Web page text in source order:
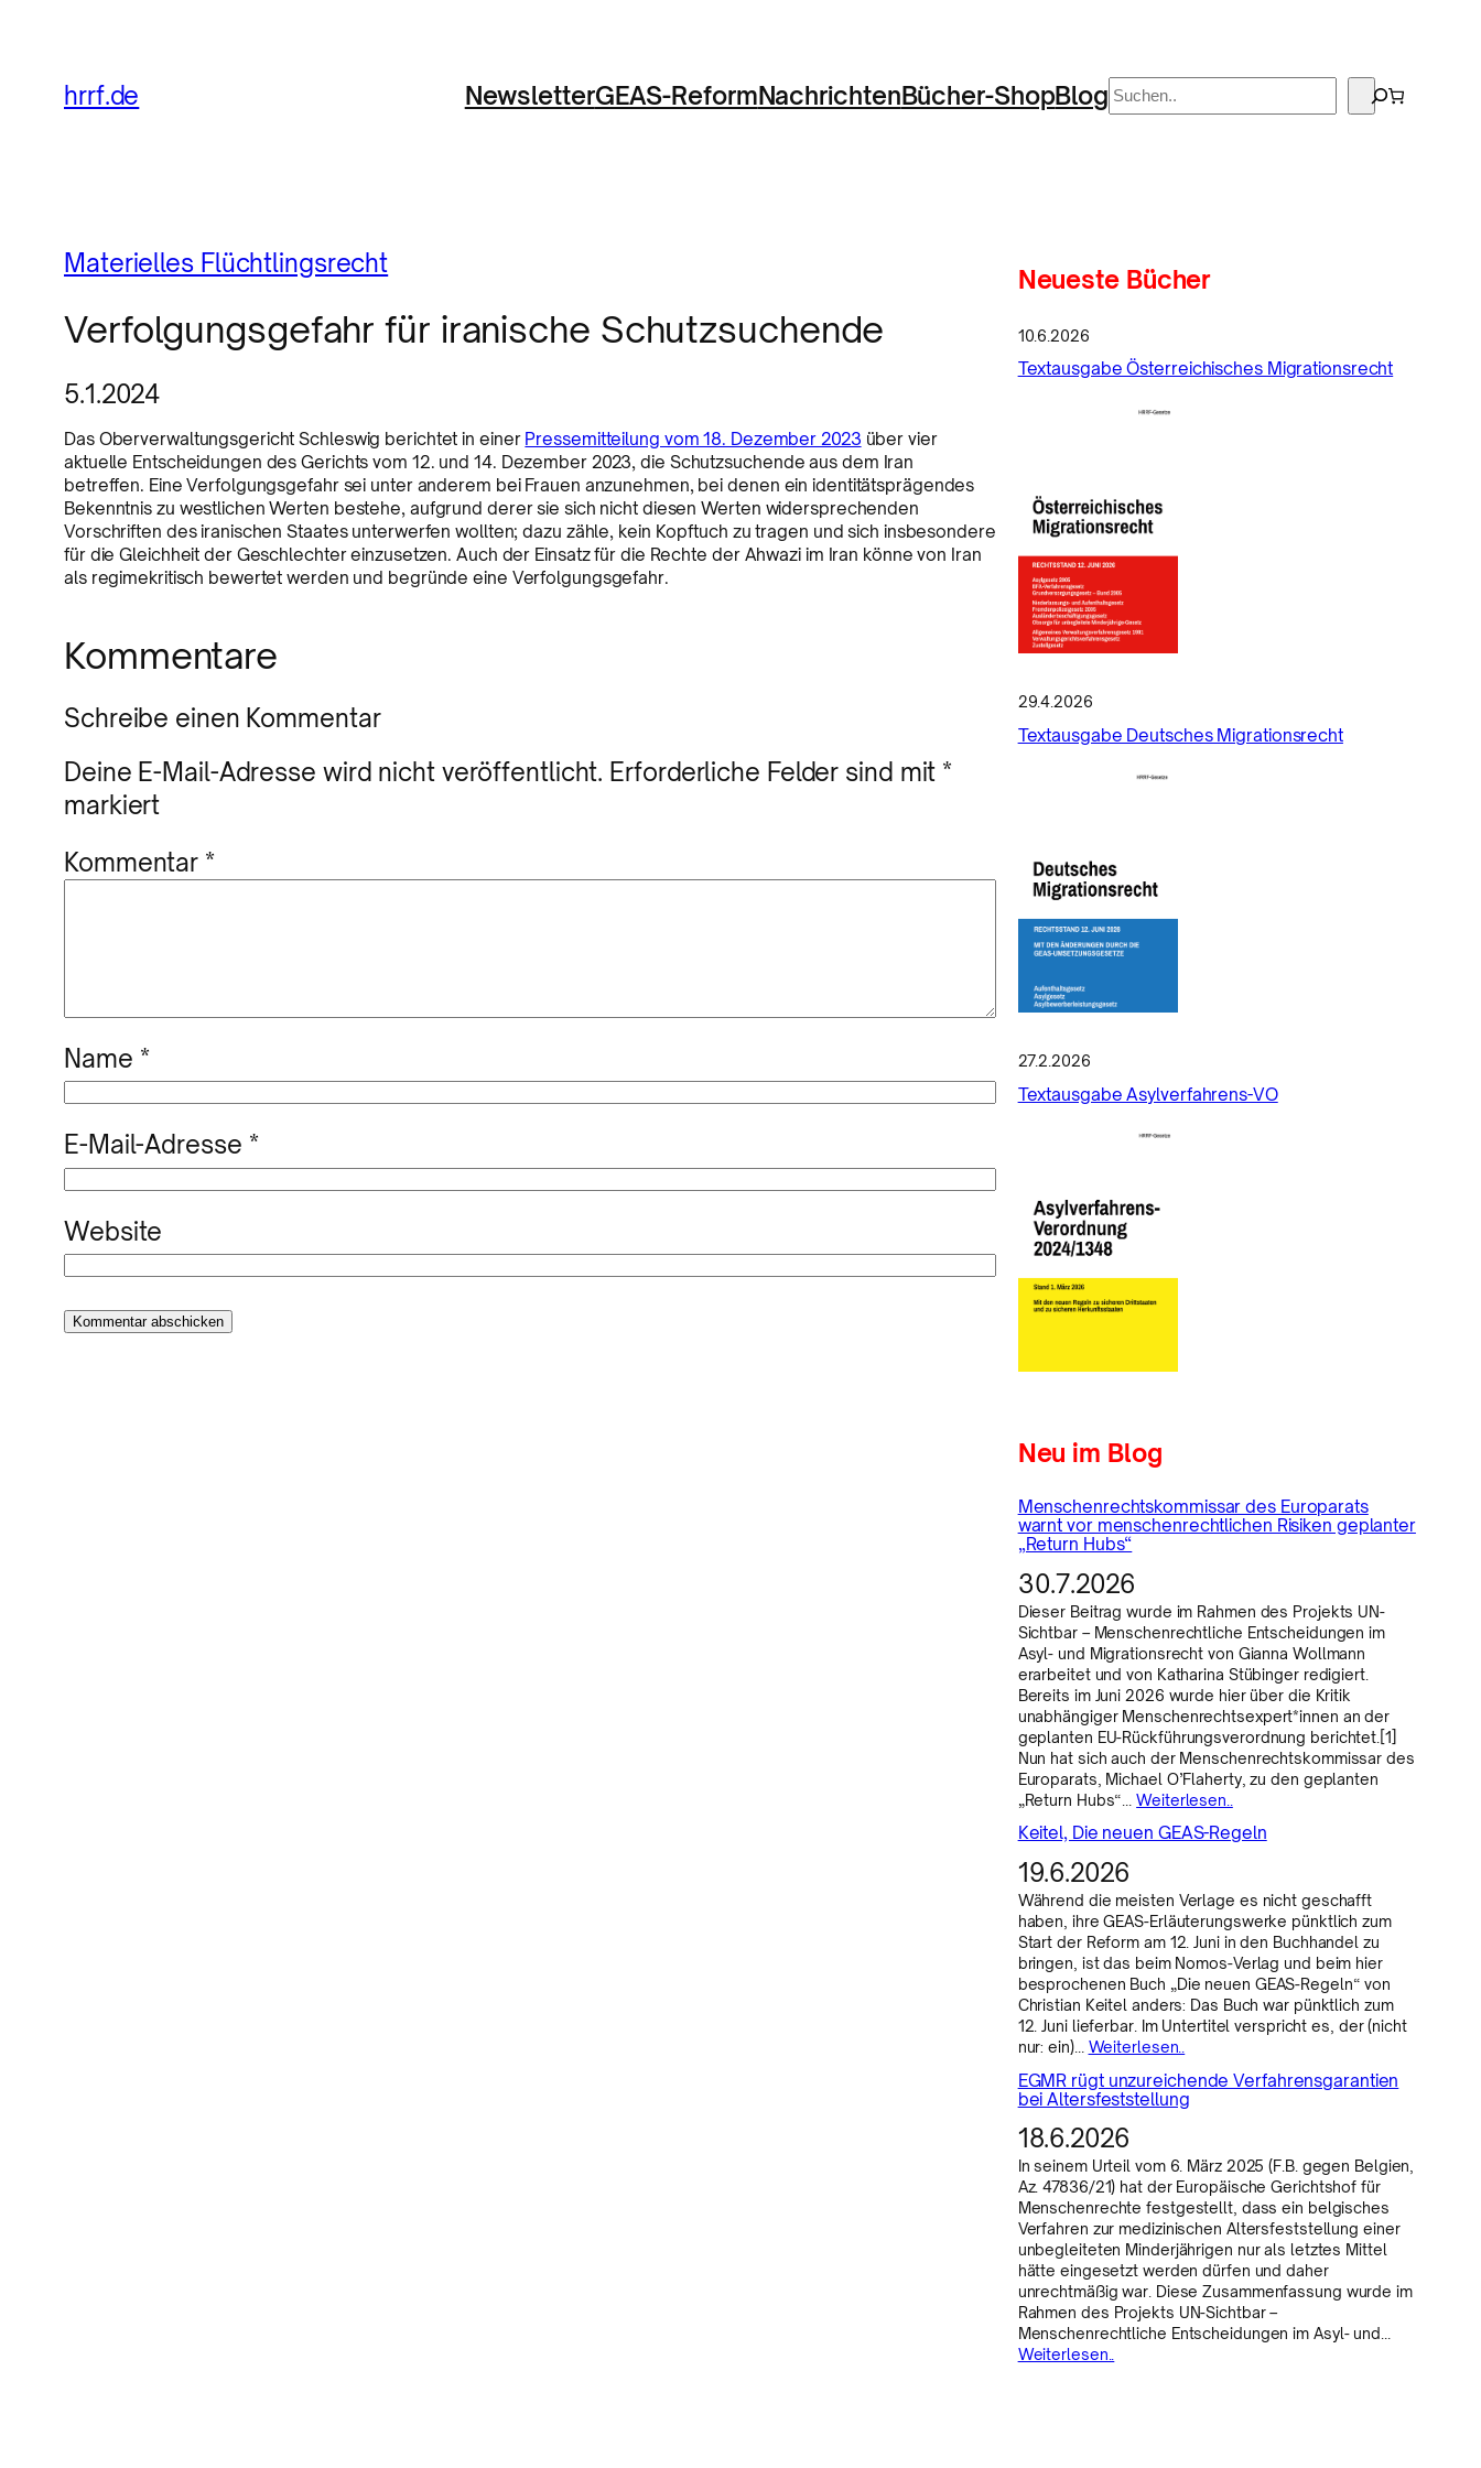
hrrf.de NewsletterGEAS-ReformNachrichtenBücher-ShopBlog Suchen
Materielles Flüchtlingsrecht
Verfolgungsgefahr für iranische Schutzsuchende
5.1.2024
Das Oberverwaltungsgericht Schleswig berichtet in einer Pressemitteilung vom 18. Dezember 2023 über vier
aktuelle Entscheidungen des Gerichts vom 12. und 14. Dezember 2023, die Schutzsuchende aus dem Iran
betreffen. Eine Verfolgungsgefahr sei unter anderem bei Frauen anzunehmen, bei denen ein identitätsprägendes
Bekenntnis zu westlichen Werten bestehe, aufgrund derer sie sich nicht diesen Werten widersprechenden
Vorschriften des iranischen Staates unterwerfen wollten; dazu zähle, kein Kopftuch zu tragen und sich insbesondere
für die Gleichheit der Geschlechter einzusetzen. Auch der Einsatz für die Rechte der Ahwazi im Iran könne von Iran
als regimekritisch bewertet werden und begründe eine Verfolgungsgefahr.
Kommentare
Schreibe einen Kommentar
Deine E-Mail-Adresse wird nicht veröffentlicht. Erforderliche Felder sind mit *
markiert
Kommentar *
Name *
E-Mail-Adresse *
Website
Neueste Bücher
10.6.2026
Textausgabe Österreichisches Migrationsrecht
29.4.2026
Textausgabe Deutsches Migrationsrecht
27.2.2026
Textausgabe Asylverfahrens-VO
Neu im Blog
Menschenrechtskommissar des Europarats
warnt vor menschenrechtlichen Risiken geplanter
„Return Hubs“
30.7.2026
Dieser Beitrag wurde im Rahmen des Projekts UN-
Sichtbar – Menschenrechtliche Entscheidungen im
Asyl- und Migrationsrecht von Gianna Wollmann
erarbeitet und von Katharina Stübinger redigiert.
Bereits im Juni 2026 wurde hier über die Kritik
unabhängiger Menschenrechtsexpert*innen an der
geplanten EU-Rückführungsverordnung berichtet.[1]
Nun hat sich auch der Menschenrechtskommissar des
Europarats, Michael O’Flaherty, zu den geplanten
„Return Hubs“…Weiterlesen..
Keitel, Die neuen GEAS-Regeln
19.6.2026
Während die meisten Verlage es nicht geschafft
haben, ihre GEAS-Erläuterungswerke pünktlich zum
Start der Reform am 12. Juni in den Buchhandel zu
bringen, ist das beim Nomos-Verlag und beim hier
besprochenen Buch „Die neuen GEAS-Regeln“ von
Christian Keitel anders: Das Buch war pünktlich zum
12. Juni lieferbar. Im Untertitel verspricht es, der (nicht
nur: ein)… Weiterlesen..
EGMR rügt unzureichende Verfahrensgarantien
bei Altersfeststellung
18.6.2026
In seinem Urteil vom 6. März 2025 (F.B. gegen Belgien,
Az. 47836/21) hat der Europäische Gerichtshof für
Menschenrechte festgestellt, dass ein belgisches
Verfahren zur medizinischen Altersfeststellung einer
unbegleiteten Minderjährigen nur als letztes Mittel
hätte eingesetzt werden dürfen und daher
unrechtmäßig war. Diese Zusammenfassung wurde im
Rahmen des Projekts UN-Sichtbar –
Menschenrechtliche Entscheidungen im Asyl- und…
Weiterlesen..